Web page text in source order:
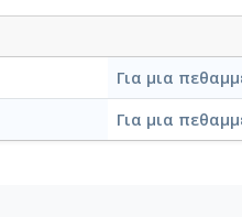
Για μια
Για μια